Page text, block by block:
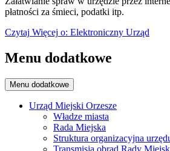
płatności za śmieci, podatki itp.
Czytaj Więcej o: Elektroniczny Urząd
Menu dodatkowe
Menu dodatkowe
Urząd Miejski Orzesze
Władze miasta
Rada Miejska
Struktura organizacyjna
Transmisja obrad Rady